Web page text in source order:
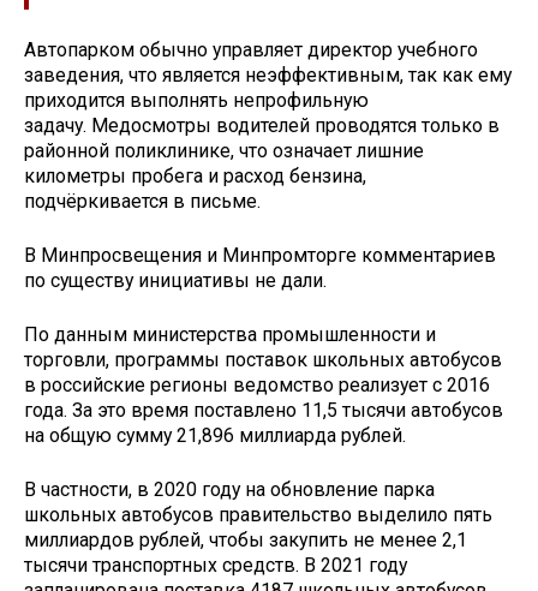
Автопарком обычно управляет директор учебного
заведения, что является неэффективным, так как ему
приходится выполнять непрофильную
задачу. Медосмотры водителей проводятся только в
районной поликлинике, что означает лишние
километры пробега и расход бензина,
подчёркивается в письме.
В Минпросвещения и Минпромторге комментариев
по существу инициативы не дали.
По данным министерства промышленности и
торговли, программы поставок школьных автобусов
в российские регионы ведомство реализует с 2016
года. За это время поставлено 11,5 тысячи автобусов
на общую сумму 21,896 миллиарда рублей.
В частности, в 2020 году на обновление парка
школьных автобусов правительство выделило пять
миллиардов рублей, чтобы закупить не менее 2,1
тысячи транспортных средств. В 2021 году